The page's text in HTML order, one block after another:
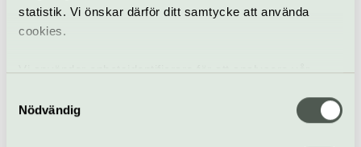
statistik. Vi önskar därför ditt samtycke att använda
cookies.
Vi använder enhetsidentifierare för att analysera vår
samt tillhandahålla funktioner för sociala medier. Vi
vidarebefordrar även sådana identifierare och annan
Nödvändig
28 aug–4 okt
Händelsehorisonten